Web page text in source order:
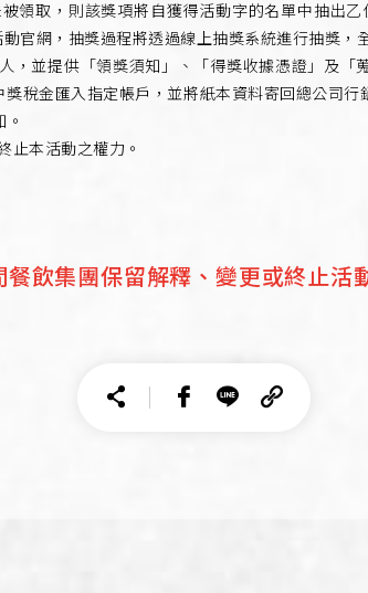
領取，則該獎項將自獲得活動字的名單中抽出
官網，抽獎過程將透過線上抽獎系統進行抽獎，
，並提供「領獎須知」、「得獎收據憑證」及
稅金匯入指定帳戶，並將紙本資料寄回總公司
止本活動之權力。
飲集團保留解釋、變更或終止活